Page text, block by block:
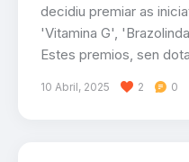
decidiu premiar as
'Vitamina G',
Estes premios, sen
10 Abril, 2025 2 0